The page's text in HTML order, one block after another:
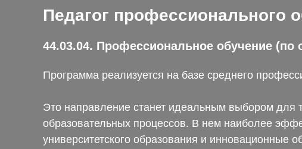
44.03.04. Профессиональное обучение (по
Педагог профессионального
Программа реализуется на базе среднего
Это направление станет идеальным выбором для
образовательных процессов. В нем наиболее
университетского образования и инновационные